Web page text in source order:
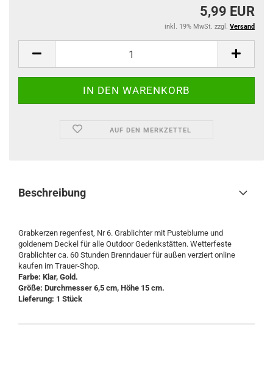
5,99 EUR
inkl. 19% MwSt. zzgl. Versand
AUF DEN MERKZETTEL
Beschreibung
Grabkerzen regenfest, Nr 6. Grablichter mit Pusteblume und
goldenem Deckel für alle Outdoor Gedenkstätten. Wetterfeste
Grablichter ca. 60 Stunden Brenndauer für außen verziert online
kaufen im Trauer-Shop.
Farbe: Klar, Gold.
Größe: Durchmesser 6,5 cm, Höhe 15 cm.
Lieferung: 1 Stück